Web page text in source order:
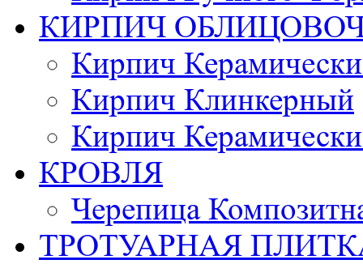
КИРПИЧ
Кирпич
Кирпич Клинкерный
Кирпич
КРОВЛЯ
Черепица
ТРОТУАРНАЯ